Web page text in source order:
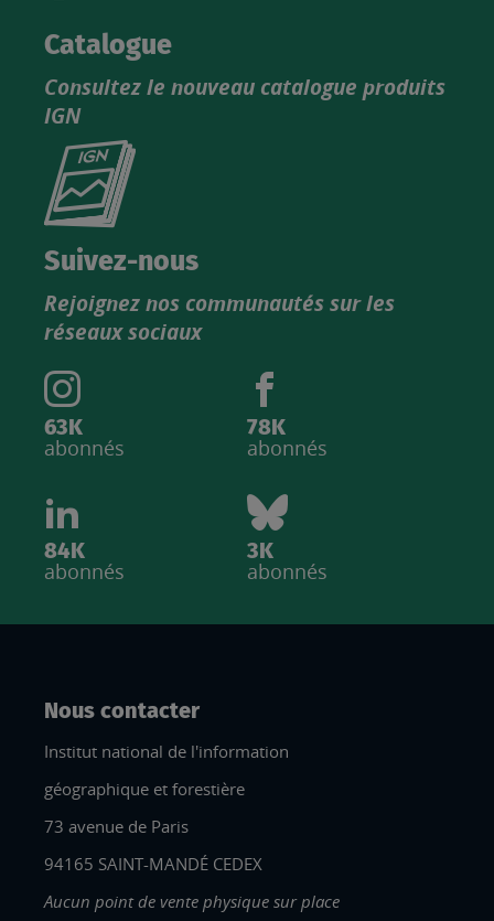
Catalogue
Consultez le nouveau catalogue produits
IGN
Consultez
catalogue
IGN
Suivez-nous
Rejoignez nos communautés sur les
réseaux sociaux
63K
abonnés
78K
abonnés
84K
abonnés
3K
abonnés
Nous contacter
Institut national de l'information
géographique et forestière
73 avenue de Paris
94165 SAINT-MANDÉ CEDEX
Aucun point de vente physique sur place